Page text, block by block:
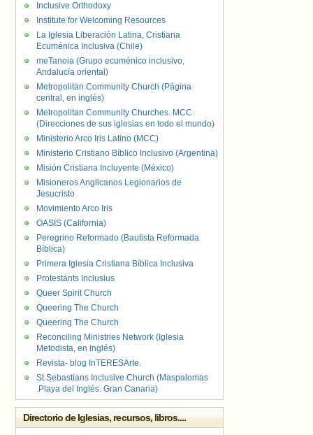
Inclusive Orthodoxy
Institute for Welcoming Resources
La Iglesia Liberación Latina, Cristiana
Ecuménica Inclusiva (Chile)
meTanoia (Grupo ecuménico inclusivo,
Andalucía oriental)
Metropolitan Community Church (Página
central, en inglés)
Metropolitan Community Churches. MCC.
(Direcciones de sus iglesias en todo el mundo)
Ministerio Arco Iris Latino (MCC)
Ministerio Cristiano Bíblico Inclusivo (Argentina)
Misión Cristiana Incluyente (México)
Misioneros Anglicanos Legionarios de
Jesucristo
Movimiento Arco Iris
OASIS (California)
Peregrino Reformado (Bautista Reformada
Bíblica)
Primera Iglesia Cristiana Bíblica Inclusiva
Protestants Inclusius
Queer Spirit Church
Queering The Church
Queering The Church
Reconciling Ministries Network (Iglesia
Metodista, en inglés)
Revista- blog InTERESArte.
St Sebastians Inclusive Church (Maspalomas
.Playa del Inglés. Gran Canaria)
Directorio de Iglesias, recursos, libros....